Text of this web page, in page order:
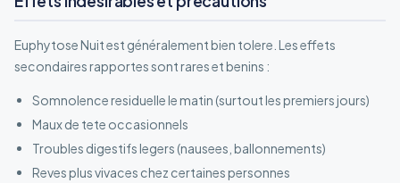
Euphytose Nuit est généralement bien tolere. Les effets
secondaires rapportes sont rares et benins :
Somnolence residuelle le matin (surtout les premiers jours)
Maux de tete occasionnels
Troubles digestifs legers (nausees, ballonnements)
Reves plus vivaces chez certaines personnes